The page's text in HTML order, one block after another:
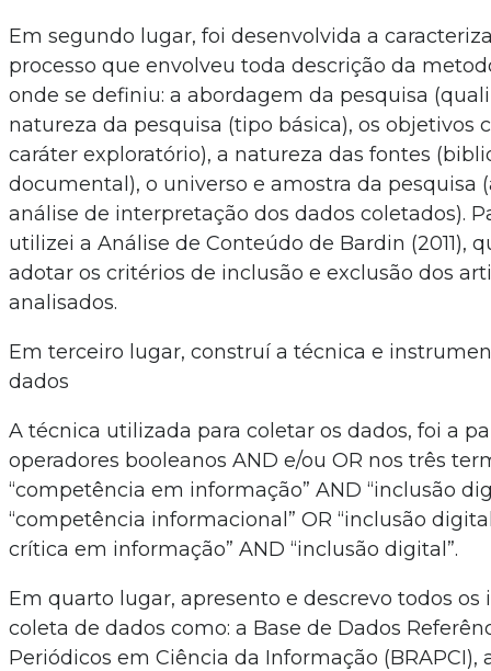
Em segundo lugar, foi desenvolvida a
processo que envolveu toda descrição da
onde se definiu: a abordagem da pesquisa
natureza da pesquisa (tipo básica), os objetivos
caráter exploratório), a natureza das fontes
documental), o universo e amostra da pesquisa
análise de interpretação dos dados coletados).
utilizei a Análise de Conteúdo de Bardin (2011),
adotar os critérios de inclusão e exclusão dos
analisados.
Em terceiro lugar, construí a técnica e
dados
A técnica utilizada para coletar os dados, foi a
operadores booleanos AND e/ou OR nos três
“competência em informação” AND “inclusão
“competência informacional” OR “inclusão
crítica em informação” AND “inclusão digital”.
Em quarto lugar, apresento e descrevo todos
coleta de dados como: a Base de Dados
Periódicos em Ciência da Informação (BRAPCI),